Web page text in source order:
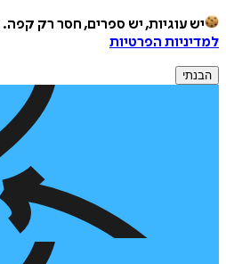
יש עוגיות, יש ספרים, חסר רק קפה.
למדיניות הפרטיות
הבנתי